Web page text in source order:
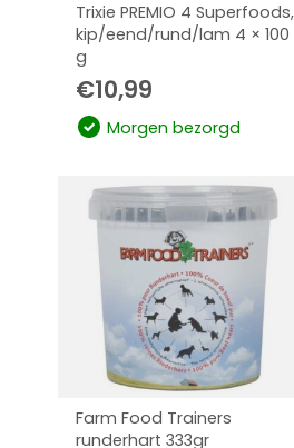
Trixie PREMIO 4 Superfoods,
kip/eend/rund/lam 4 × 100
g
€10,99
Morgen bezorgd
Farm Food Trainers
runderhart 333gr